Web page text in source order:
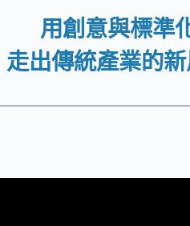
用創意與標準
走出傳統產業的新